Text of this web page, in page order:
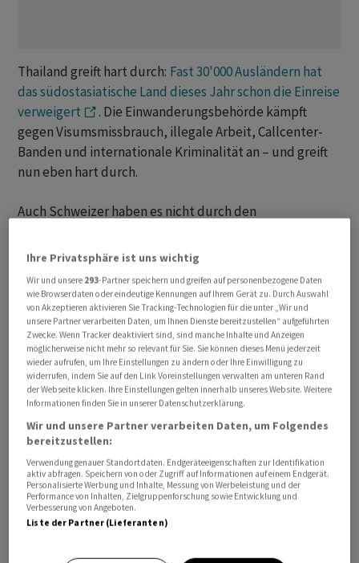
Thailand greift hart durch: Fast 30'000 Ausländern hat
das südostasiatische Land dieses Jahr schon die Einreise
verweigert
. Die Einwanderungsbehörde kämpft
gegen Visumsmissbrauch, illegale Arbeit, Callcenter-
Banden und internationale Kriminalität an – und greift
nun eben hart durch.
Auch Schweizer haben es nicht durch den
abreisen. Entsprechend verunsichert dürften hiesige
Thailand-Touristen sein. Das Schweizer
Reiseunternehmen Royal Orchid Holidays beruhigt: Nur
Einreisende mit kriminellem Hintergrund haben
wirklich was zu befürchten, teilt dieses auf Anfrage von
Blick mit. Dennoch: Wer die tropischen Strände, die
dortige Kultur und das feine Essen geniessen will, sollte
trotzdem die Einreisebestimmungen streng beachten.
Hier sind sechs Tipps, damit deine Reise kein
frühzeitiges und unangenehmes Ende nimmt.
Ihre Privatsphäre ist uns wichtig
Wir und unsere 293-Partner speichern und greifen auf personenbezogene Daten
wie Browserdaten oder eindeutige Kennungen auf Ihrem Gerät zu. Durch Auswahl
von Akzeptieren aktivieren Sie Tracking-Technologien für die unter „Wir und
unsere Partner verarbeiten Daten, um Ihnen Dienste bereitzustellen“ aufgeführten
Zwecke. Wenn Tracker deaktiviert sind, sind manche Inhalte und Anzeigen
möglicherweise nicht mehr so relevant für Sie. Sie können dieses Menü jederzeit
wieder aufrufen, um Ihre Einstellungen zu ändern oder Ihre Einwilligung zu
widerrufen, indem Sie auf den Link Voreinstellungen verwalten am unteren Rand
der Webseite klicken. Ihre Einstellungen gelten innerhalb unseres Website. Weitere
Informationen finden Sie in unserer Datenschutzerklärung.
Wir und unsere Partner verarbeiten Daten, um Folgendes
bereitzustellen:
Verwendung genauer Standortdaten. Endgeräteeigenschaften zur Identifikation
aktiv abfragen. Speichern von oder Zugriff auf Informationen auf einem Endgerät.
Personalisierte Werbung und Inhalte, Messung von Werbeleistung und der
Performance von Inhalten, Zielgruppenforschung sowie Entwicklung und
Verbesserung von Angeboten.
Liste der Partner (Lieferanten)